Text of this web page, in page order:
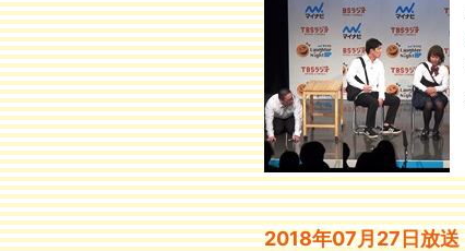
2018年07月27日放送